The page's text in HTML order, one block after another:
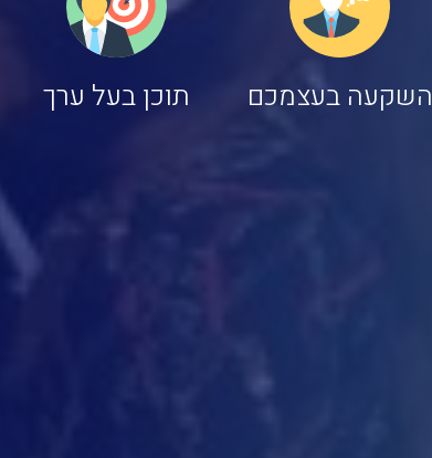
השקעה בעצמכם תוכן בעל ערך